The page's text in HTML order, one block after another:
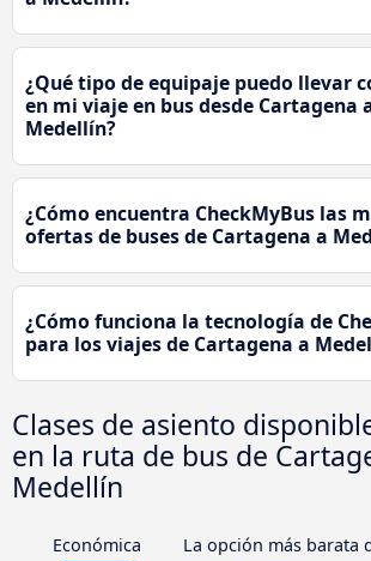
¿Qué tipo de equipaje puedo llevar
en mi viaje en bus desde Cartagena
Medellín?
¿Cómo encuentra CheckMyBus las
ofertas de buses de Cartagena a
¿Cómo funciona la tecnología de
para los viajes de Cartagena a
Clases de asiento
en la ruta de bus de
Medellín
Económica
La opción más barata